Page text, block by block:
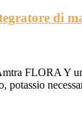
di
FLORA Y
potassio